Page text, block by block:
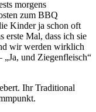
morgens
zum BBQ
Kinder ja schon oft
erste Mal, dass ich sie
wir werden wirklich
„Ja, und Ziegenfleisch“
Ihr Traditional